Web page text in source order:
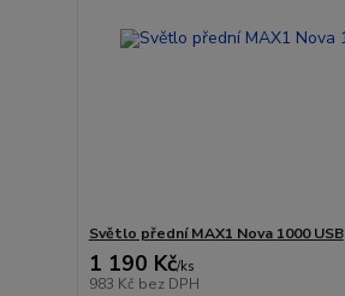
Světlo přední MAX1 Nova 1000 USB
1 190 Kč/ks
983 Kč bez DPH